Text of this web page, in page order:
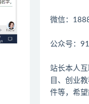
微信：
公众号：
站长本人
目、创业
件等，希望